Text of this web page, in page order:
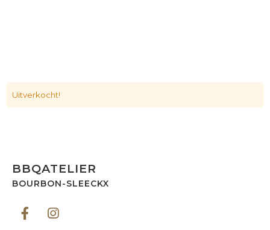
Uitverkocht!
BBQATELIER
BOURBON-SLEECKX